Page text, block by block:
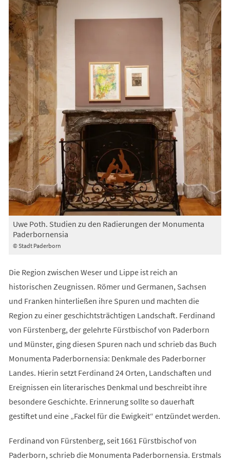
© Stadt Paderborn
Uwe Poth. Studien zu den Radierungen der Monumenta
Paderbornensia
Die Region zwischen Weser und Lippe ist reich an
historischen Zeugnissen. Römer und Germanen, Sachsen
und Franken hinterließen ihre Spuren und machten die
Region zu einer geschichtsträchtigen Landschaft. Ferdinand
von Fürstenberg, der gelehrte Fürstbischof von Paderborn
und Münster, ging diesen Spuren nach und schrieb das Buch
Monumenta Paderbornensia: Denkmale des Paderborner
Landes. Hierin setzt Ferdinand 24 Orten, Landschaften und
Ereignissen ein literarisches Denkmal und beschreibt ihre
besondere Geschichte. Erinnerung sollte so dauerhaft
gestiftet und eine „Fackel für die Ewigkeit“ entzündet werden.
Ferdinand von Fürstenberg, seit 1661 Fürstbischof von
Paderborn, schrieb die Monumenta Paderbornensia. Erstmals